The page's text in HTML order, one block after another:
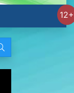
12+